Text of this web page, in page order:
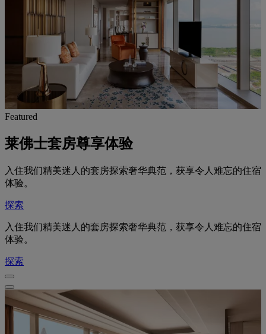
Featured
莱佛士套房尊享体验
入住我们精美迷人的套房探索奢华典范，获享令人难忘的住宿
体验。
探索
入住我们精美迷人的套房探索奢华典范，获享令人难忘的住宿
体验。
探索